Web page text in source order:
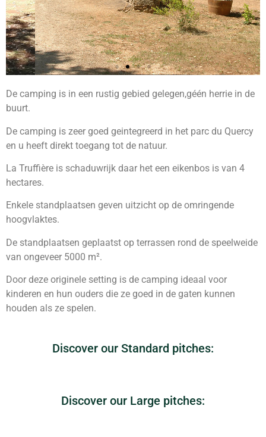
De camping is in een rustig gebied gelegen,géén herrie in de
buurt.
De camping is zeer goed geintegreerd in het parc du Quercy
en u heeft direkt toegang tot de natuur.
La Truffière is schaduwrijk daar het een eikenbos is van 4
hectares.
Enkele standplaatsen geven uitzicht op de omringende
hoogvlaktes.
De standplaatsen geplaatst op terrassen rond de speelweide
van ongeveer 5000 m².
Door deze originele setting is de camping ideaal voor
kinderen en hun ouders die ze goed in de gaten kunnen
houden als ze spelen.
Discover our Standard pitches:
Discover our Large pitches: